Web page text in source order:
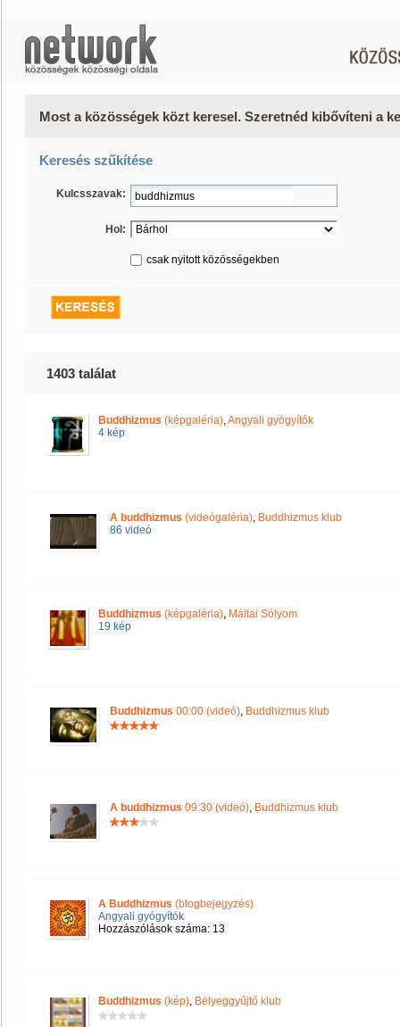
Most a közösségek közt keresel. Szeretnéd kibővíteni a
Keresés szűkítése
Kulcsszavak:
Hol:
csak nyitott közösségekben
1403 találat
Buddhizmus (képgaléria),Angyali gyógyítók
4 kép
A buddhizmus (videógaléria), Buddhizmus klub
86 videó
Buddhizmus (képgaléria), Máltai Sólyom
19 kép
Buddhizmus 00:00 (videó), Buddhizmus klub
A buddhizmus 09:30 (videó), Buddhizmus klub
A Buddhizmus (blogbejegyzés)
Angyali gyógyítók
Hozzászólások száma: 13
Buddhizmus (kép), Bélyeggyűjtő klub